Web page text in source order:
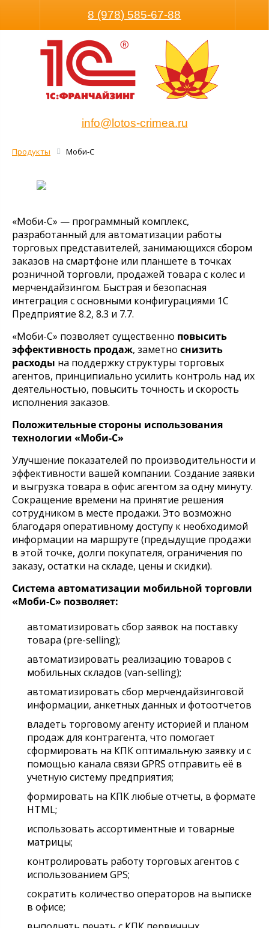
Размер шрифта8 (978) 585-67-88
info@lotos-crimea.ru
Продукты Моби-С
«Моби-С» — программный комплекс,
разработанный для автоматизации работы
торговых представителей, занимающихся сбором
заказов на смартфоне или планшете в точках
розничной торговли, продажей товара с колес и
мерчендайзингом. Быстрая и безопасная
интеграция с основными конфигурациями 1С
Предприятие 8.2, 8.3 и 7.7.
«Моби-С» позволяет существенно повысить
эффективность продаж, заметно снизить
расходы на поддержку структуры торговых
агентов, принципиально усилить контроль над их
деятельностью, повысить точность и скорость
исполнения заказов.
Положительные стороны использования
технологии «Моби-С»
Улучшение показателей по производительности и
эффективности вашей компании. Создание заявки
и выгрузка товара в офис агентом за одну минуту.
Сокращение времени на принятие решения
сотрудником в месте продажи. Это возможно
благодаря оперативному доступу к необходимой
информации на маршруте (предыдущие продажи
в этой точке, долги покупателя, ограничения по
заказу, остатки на складе, цены и скидки).
Система автоматизации мобильной торговли
«Моби-С» позволяет:
автоматизировать сбор заявок на поставку
товара (pre-selling);
автоматизировать реализацию товаров с
мобильных складов (van-selling);
автоматизировать сбор мерчендайзинговой
информации, анкетных данных и фотоотчетов
владеть торговому агенту историей и планом
продаж для контрагента, что помогает
сформировать на КПК оптимальную заявку и с
помощью канала связи GPRS отправить её в
учетную систему предприятия;
формировать на КПК любые отчеты, в формате
HTML;
использовать ассортиментные и товарные
матрицы;
контролировать работу торговых агентов с
использованием GPS;
сократить количество операторов на выписке
в офисе;